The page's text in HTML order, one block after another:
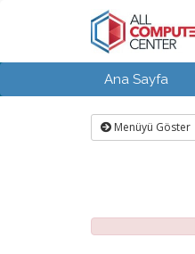
Ana Sayfa
Menüyü Göster